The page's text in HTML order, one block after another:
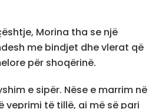
Morina tha se një
me bindjet dhe vlerat që
për shoqërinë.
e sipër. Nëse e marrim në
veprimi të tillë, ai më së pari